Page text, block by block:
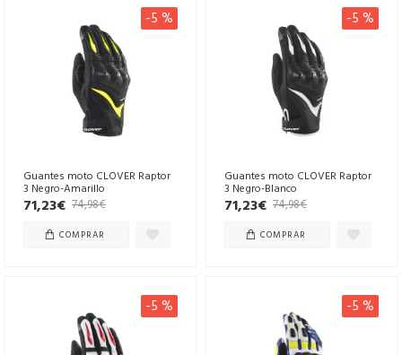
-5 %
Guantes moto CLOVER Raptor
3 Negro-Amarillo
71,23€ 74,98€
COMPRAR
-5 %
Guantes moto CLOVER Raptor
3 Negro-Blanco
71,23€ 74,98€
COMPRAR
-5 % -5 %